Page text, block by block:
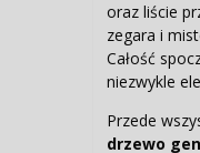
oraz liście
zegara i
Całość
niezwykle
Przede
drzewo